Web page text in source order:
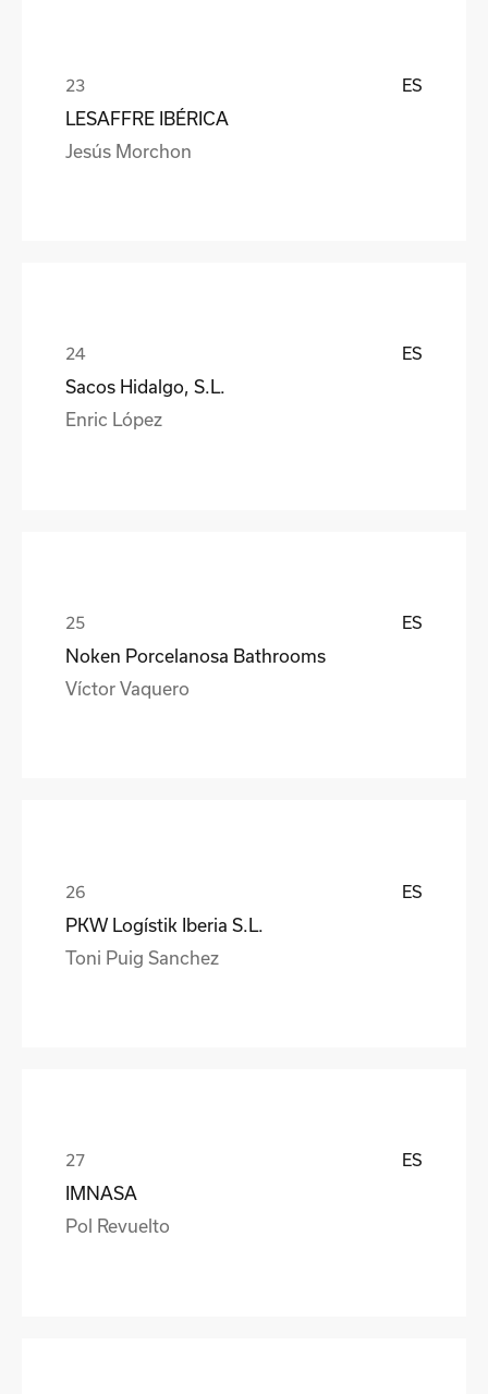
ES
LESAFFRE IBÉRICA
Jesús Morchon
ES
Sacos Hidalgo, S.L.
Enric López
ES
Noken Porcelanosa Bathrooms
Víctor Vaquero
ES
PKW Logístik Iberia S.L.
Toni Puig Sanchez
ES
IMNASA
Pol Revuelto